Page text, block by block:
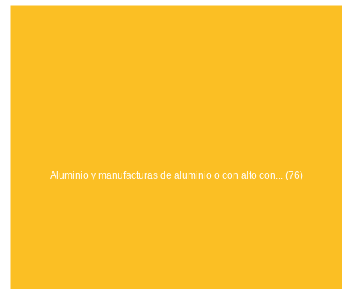
Aluminio y manufacturas de aluminio o con alto con... (76)